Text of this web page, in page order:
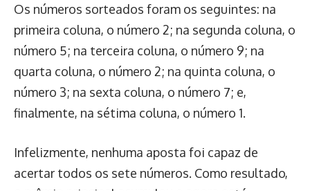
Os números sorteados foram os seguintes: na
primeira coluna, o número 2; na segunda coluna, o
número 5; na terceira coluna, o número 9; na
quarta coluna, o número 2; na quinta coluna, o
número 3; na sexta coluna, o número 7; e,
finalmente, na sétima coluna, o número 1.
Infelizmente, nenhuma aposta foi capaz de
acertar todos os sete números. Como resultado,